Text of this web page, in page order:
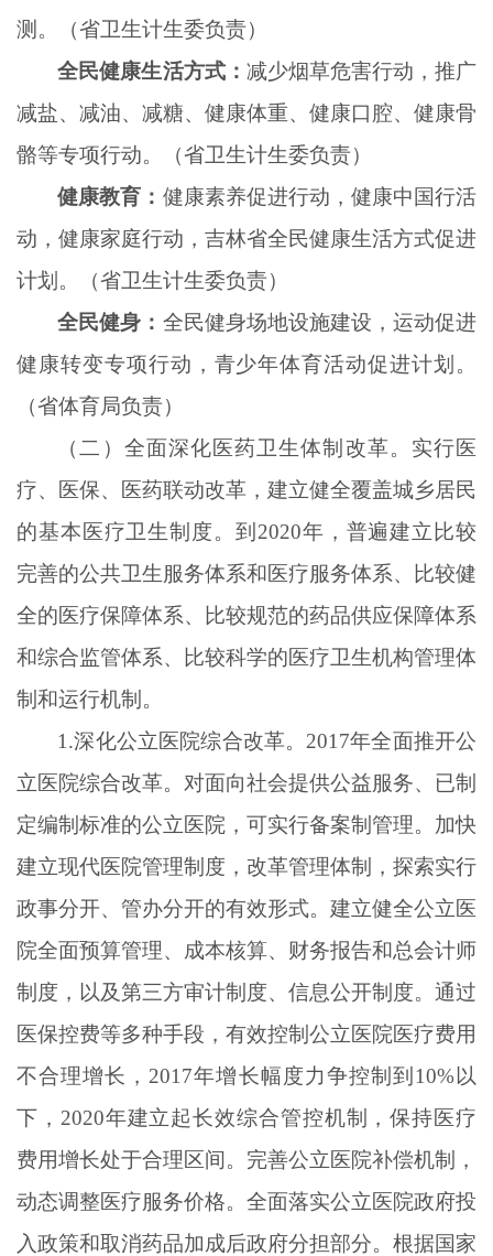
测。（省卫生计生委负责）
全民健康生活方式： 减少烟草危害行动，推广
减盐、减油、减糖、健康体重、健康口腔、健康骨
骼等专项行动。（省卫生计生委负责）
健康教育： 健康素养促进行动，健康中国行活
动，健康家庭行动，吉林省全民健康生活方式促进
计划。（省卫生计生委负责）
全民健身： 全民健身场地设施建设，运动促进
健康转变专项行动，青少年体育活动促进计划。
（省体育局负责）
（二）全面深化医药卫生体制改革。实行医
疗、医保、医药联动改革，建立健全覆盖城乡居民
的基本医疗卫生制度。到 2020年，普遍建立比较
完善的公共卫生服务体系和医疗服务体系、比较健
全的医疗保障体系、比较规范的药品供应保障体系
和综合监管体系、比较科学的医疗卫生机构管理体
制和运行机制。
1.深化公立医院综合改革。2017年全面推开公
立医院综合改革。对面向社会提供公益服务、已制
定编制标准的公立医院，可实行备案制管理。加快
建立现代医院管理制度，改革管理体制，探索实行
政事分开、管办分开的有效形式。建立健全公立医
院全面预算管理、成本核算、财务报告和总会计师
制度，以及第三方审计制度、信息公开制度。通过
医保控费等多种手段，有效控制公立医院医疗费用
不合理增长，2017年增长幅度力争控制到10%以
下，2020年建立起长效综合管控机制，保持医疗
费用增长处于合理区间。完善公立医院补偿机制，
动态调整医疗服务价格。全面落实公立医院政府投
入政策和取消药品加成后政府分担部分。根据国家